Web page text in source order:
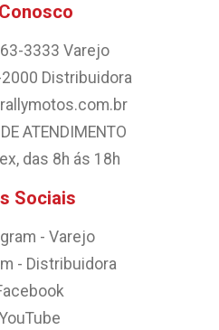
3333 Varejo
Distribuidora
ATENDIMENTO
das 8h ás 18h
Sociais
- Varejo
- Distribuidora
YouTube